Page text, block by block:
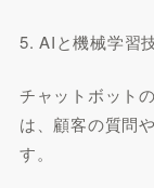
5. AIと機械学習
チャットボット
は、顧客の質問
す。